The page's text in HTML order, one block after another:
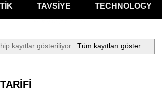
TAVSİYE TECHNOLOGY
kayıtlar gösteriliyor. Tüm kayıtları göster